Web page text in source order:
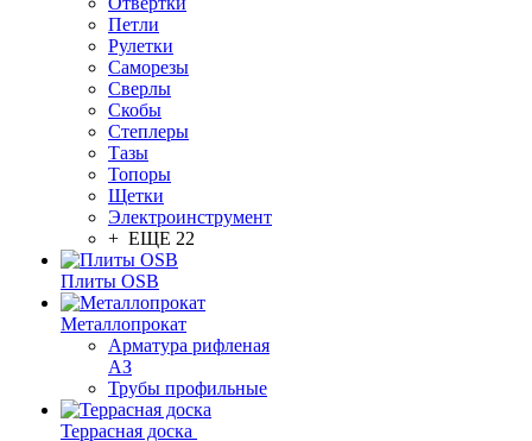
Петли
Рулетки
Саморезы
Сверлы
Скобы
Степлеры
Тазы
Топоры
Щетки
Электроинструмент
+ ЕЩЕ 22
Плиты OSB
Металлопрокат
Арматура рифленая
АЗ
Трубы профильные
Террасная доска